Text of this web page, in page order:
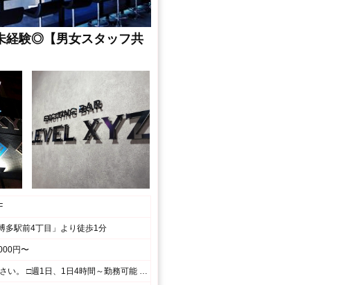
験◎【男女スタッフ共
多駅前4丁目」より徒歩1分
円〜
(1) 19:00〜翌5:00 お好きな時間をお選びください。 □週1日、1日4時間～勤務可能 □平日のみ、週末のみ、短時間勤務OK □好きな時、空いてる時間に勤務OK (2) 19:00〜0:00(シフト制)